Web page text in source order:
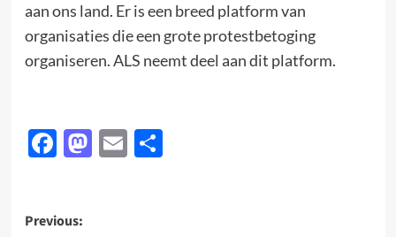
aan ons land. Er is een breed platform van
organisaties die een grote protestbetoging
organiseren. ALS neemt deel aan dit platform.
Facebook
Mastodon
EmailDelen
Post
Previous: